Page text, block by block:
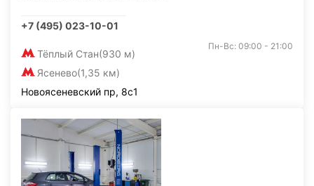
+7 (495) 023-10-01
Тёплый Стан(930 м)
Ясенево(1,35 км)
Пн-Вс: 09:00 - 21:00
Новоясеневский пр, 8с1